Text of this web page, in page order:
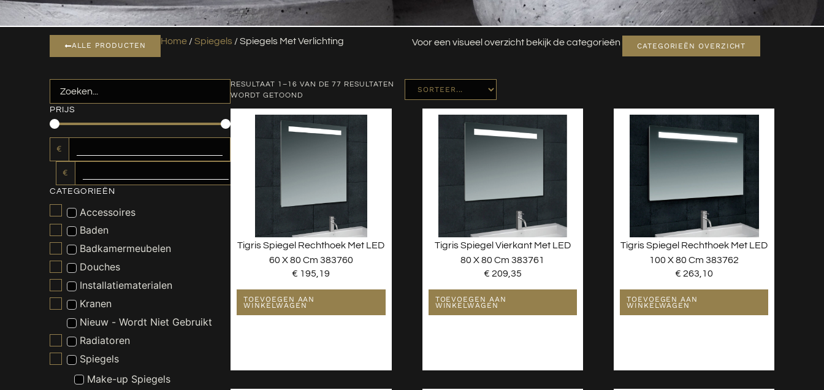
ALLE PRODUCTEN Home/Spiegels / Spiegels Met Verlichting Voor een visueel overzicht bekijk de categorieën CATEGORIEËN OVERZICHT
PRIJS
€
€
CATEGORIEËN
Accessoires
Baden
Badkamermeubelen
Douches
Installatiematerialen
Kranen
Nieuw - Wordt Niet Gebruikt
Radiatoren
Spiegels
Make-up Spiegels
RESULTAAT 1–16 VAN DE 77 RESULTATEN
WORDT GETOOND
Tigris Spiegel Rechthoek Met LED
60 X 80 Cm 383760
€ 195,19
TOEVOEGEN AAN
WINKELWAGEN
Tigris Spiegel Vierkant Met LED
80 X 80 Cm 383761
€ 209,35
TOEVOEGEN AAN
WINKELWAGEN
Tigris Spiegel Rechthoek Met LED
100 X 80 Cm 383762
€ 263,10
TOEVOEGEN AAN
WINKELWAGEN